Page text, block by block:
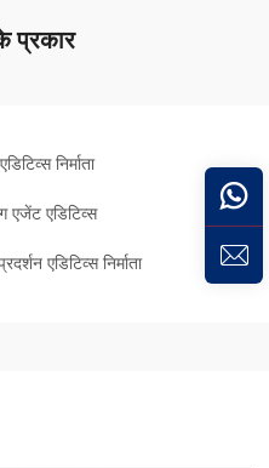
प्रकार
निर्माता
एजेंट एडिटिव्स
एडिटिव्स निर्माता